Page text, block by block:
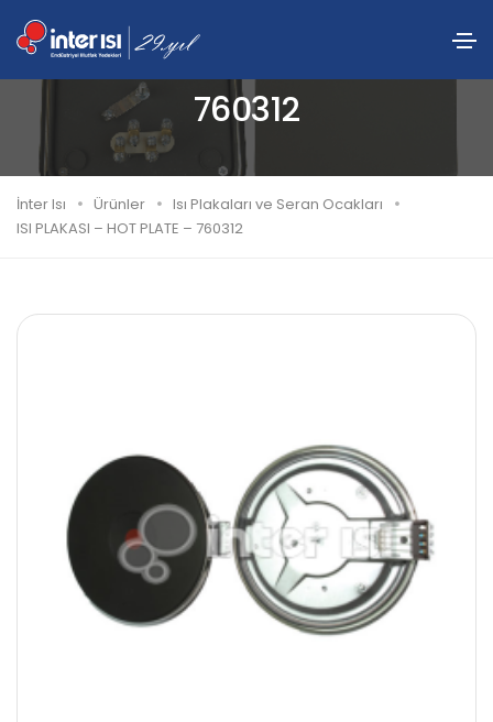
ISI PLAKASI – HOT PLATE –
760312
İnter Isı Ürünler
Isı Plakaları ve Seran Ocakları
ISI PLAKASI – HOT PLATE – 760312